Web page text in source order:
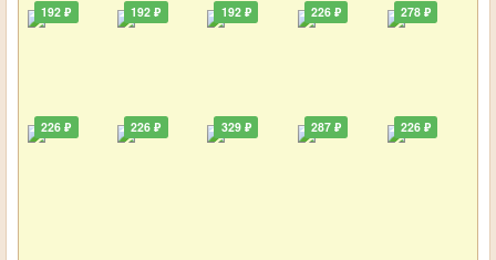
192 ₽
226 ₽
192 ₽
226 ₽
192 ₽
329 ₽
226 ₽
287 ₽
278 ₽
226 ₽